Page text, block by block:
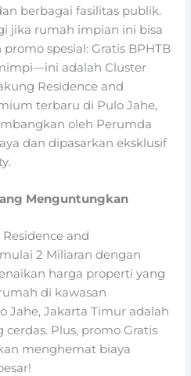
berbagai fasilitas publik.
jika rumah impian ini bisa
spesial: Gratis BPHTB
adalah Cluster
Residence and
terbaru di Pulo Jahe,
oleh Perumda
dan dipasarkan eksklusif
Menguntungkan
and
2 Miliaran dengan
harga properti yang
di kawasan
Jahe, Jakarta Timur adalah
Plus, promo Gratis
menghemat biaya